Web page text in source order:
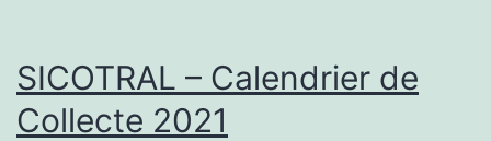
SICOTRAL – Calendrier de
Collecte 2021